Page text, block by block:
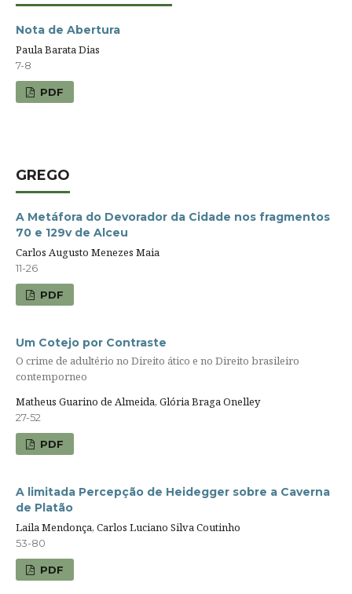
Nota de Abertura
Paula Barata Dias
7-8
PDF
GREGO
A Metáfora do Devorador da Cidade nos fragmentos
70 e 129v de Alceu
Carlos Augusto Menezes Maia
11-26
PDF
Um Cotejo por Contraste
O crime de adultério no Direito ático e no Direito brasileiro
contemporneo
Matheus Guarino de Almeida, Glória Braga Onelley
27-52
PDF
A limitada Percepção de Heidegger sobre a Caverna
de Platão
Laila Mendonça, Carlos Luciano Silva Coutinho
53-80
PDF